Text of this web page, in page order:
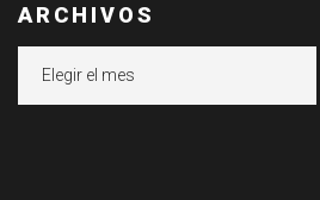
ARCHIVOS